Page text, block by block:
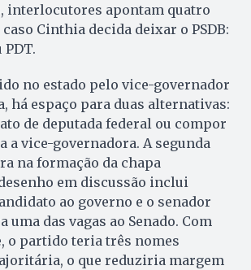
interlocutores apontam quatro
Cinthia decida deixar o PSDB:
PDT.
no estado pelo vice-governador
há espaço para duas alternativas:
de deputada federal ou compor
a vice-governadora. A segunda
na formação da chapa
em discussão inclui
ao governo e o senador
uma das vagas ao Senado. Com
o partido teria três nomes
o que reduziria margem